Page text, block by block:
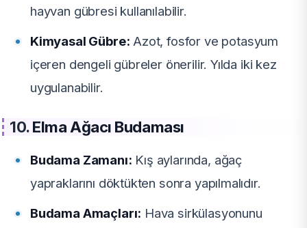
hayvan gübresi kullanılabilir.
Kimyasal Gübre: Azot, fosfor ve potasyum
içeren dengeli gübreler önerilir. Yılda iki kez
uygulanabilir.
10.Elma Ağacı Budaması
Budama Zamanı: Kış aylarında, ağaç
yapraklarını döktükten sonra yapılmalıdır.
Budama Amaçları: Hava sirkülasyonunu